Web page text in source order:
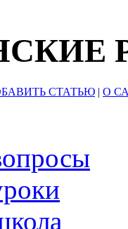
СТАТЬЮ | О